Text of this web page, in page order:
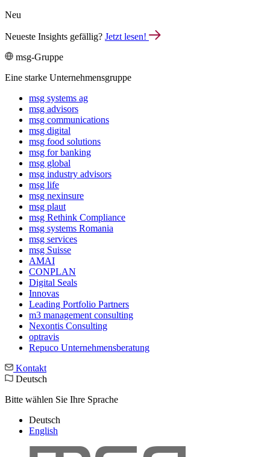
Neu
Neueste Insights gefällig? Jetzt lesen!
msg-Gruppe
Eine starke Unternehmensgruppe
msg systems ag
msg advisors
msg commu­ni­ca­tions
msg digital
msg food solutions
msg for banking
msg global
msg industry advisors
msg life
msg nexinsure
msg plaut
msg Rethink Compli­ance
msg systems Romania
msg services
msg Suisse
AMAI
CONPLAN
Digital Seals
Innovas
Leading Port­folio Partners
m3 manage­ment consul­ting
Nexontis Consulting
optravis
Repuco Unternehmensberatung
Kontakt
Deutsch
Bitte wählen Sie Ihre Sprache
Deutsch
English